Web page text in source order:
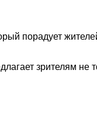
порадует
зрителям не